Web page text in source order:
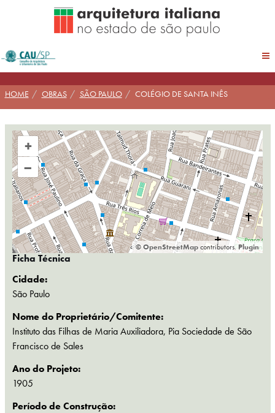
HOME OBRAS SÃO PAULO COLÉGIO DE SANTA INÊS
+
–
©OpenStreetMapcontributors.Plugin
Ficha Técnica
Cidade:
São Paulo
Nome do Proprietário/Comitente:
Instituto das Filhas de Maria Auxiliadora, Pia Sociedade de São
Francisco de Sales
Ano do Projeto:
1905
Período de Construção: